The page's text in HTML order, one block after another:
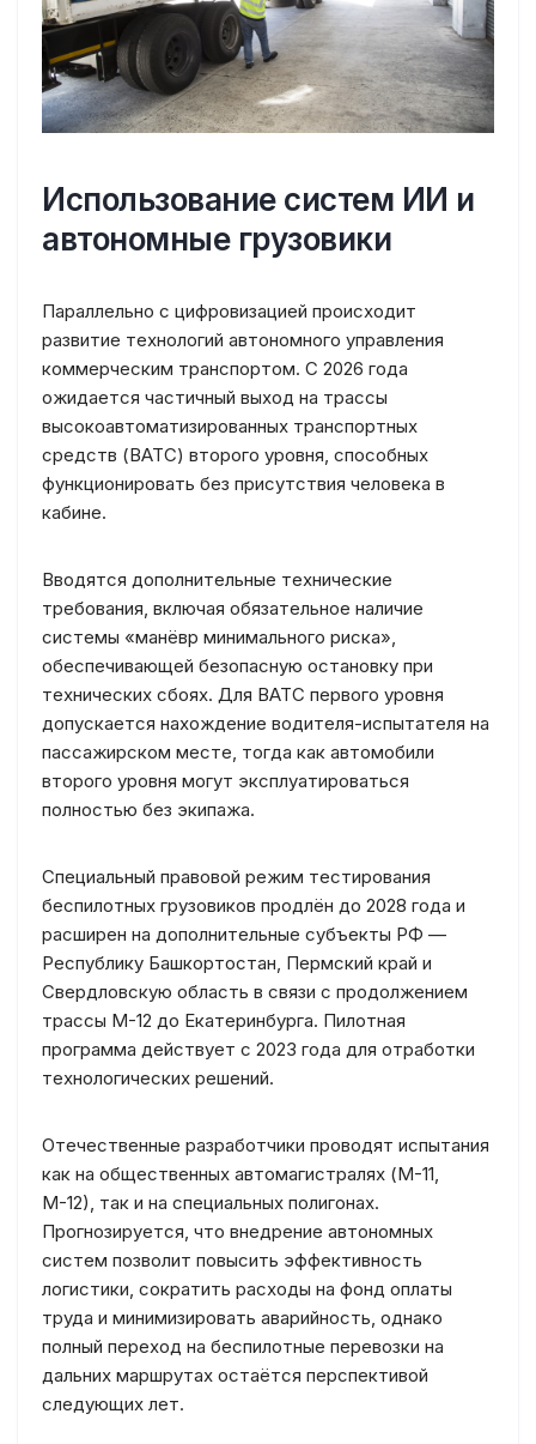
Использование систем ИИ и
автономные грузовики
Параллельно с цифровизацией происходит
развитие технологий автономного управления
коммерческим транспортом. С 2026 года
ожидается частичный выход на трассы
высокоавтоматизированных транспортных
средств (ВАТС) второго уровня, способных
функционировать без присутствия человека в
кабине.
Вводятся дополнительные технические
требования, включая обязательное наличие
системы «манёвр минимального риска»,
обеспечивающей безопасную остановку при
технических сбоях. Для ВАТС первого уровня
допускается нахождение водителя-испытателя на
пассажирском месте, тогда как автомобили
второго уровня могут эксплуатироваться
полностью без экипажа.
Специальный правовой режим тестирования
беспилотных грузовиков продлён до 2028 года и
расширен на дополнительные субъекты РФ —
Республику Башкортостан, Пермский край и
Свердловскую область в связи с продолжением
трассы М-12 до Екатеринбурга. Пилотная
программа действует с 2023 года для отработки
технологических решений.
Отечественные разработчики проводят испытания
как на общественных автомагистралях (М-11,
М-12), так и на специальных полигонах.
Прогнозируется, что внедрение автономных
систем позволит повысить эффективность
логистики, сократить расходы на фонд оплаты
труда и минимизировать аварийность, однако
полный переход на беспилотные перевозки на
дальних маршрутах остаётся перспективой
следующих лет.